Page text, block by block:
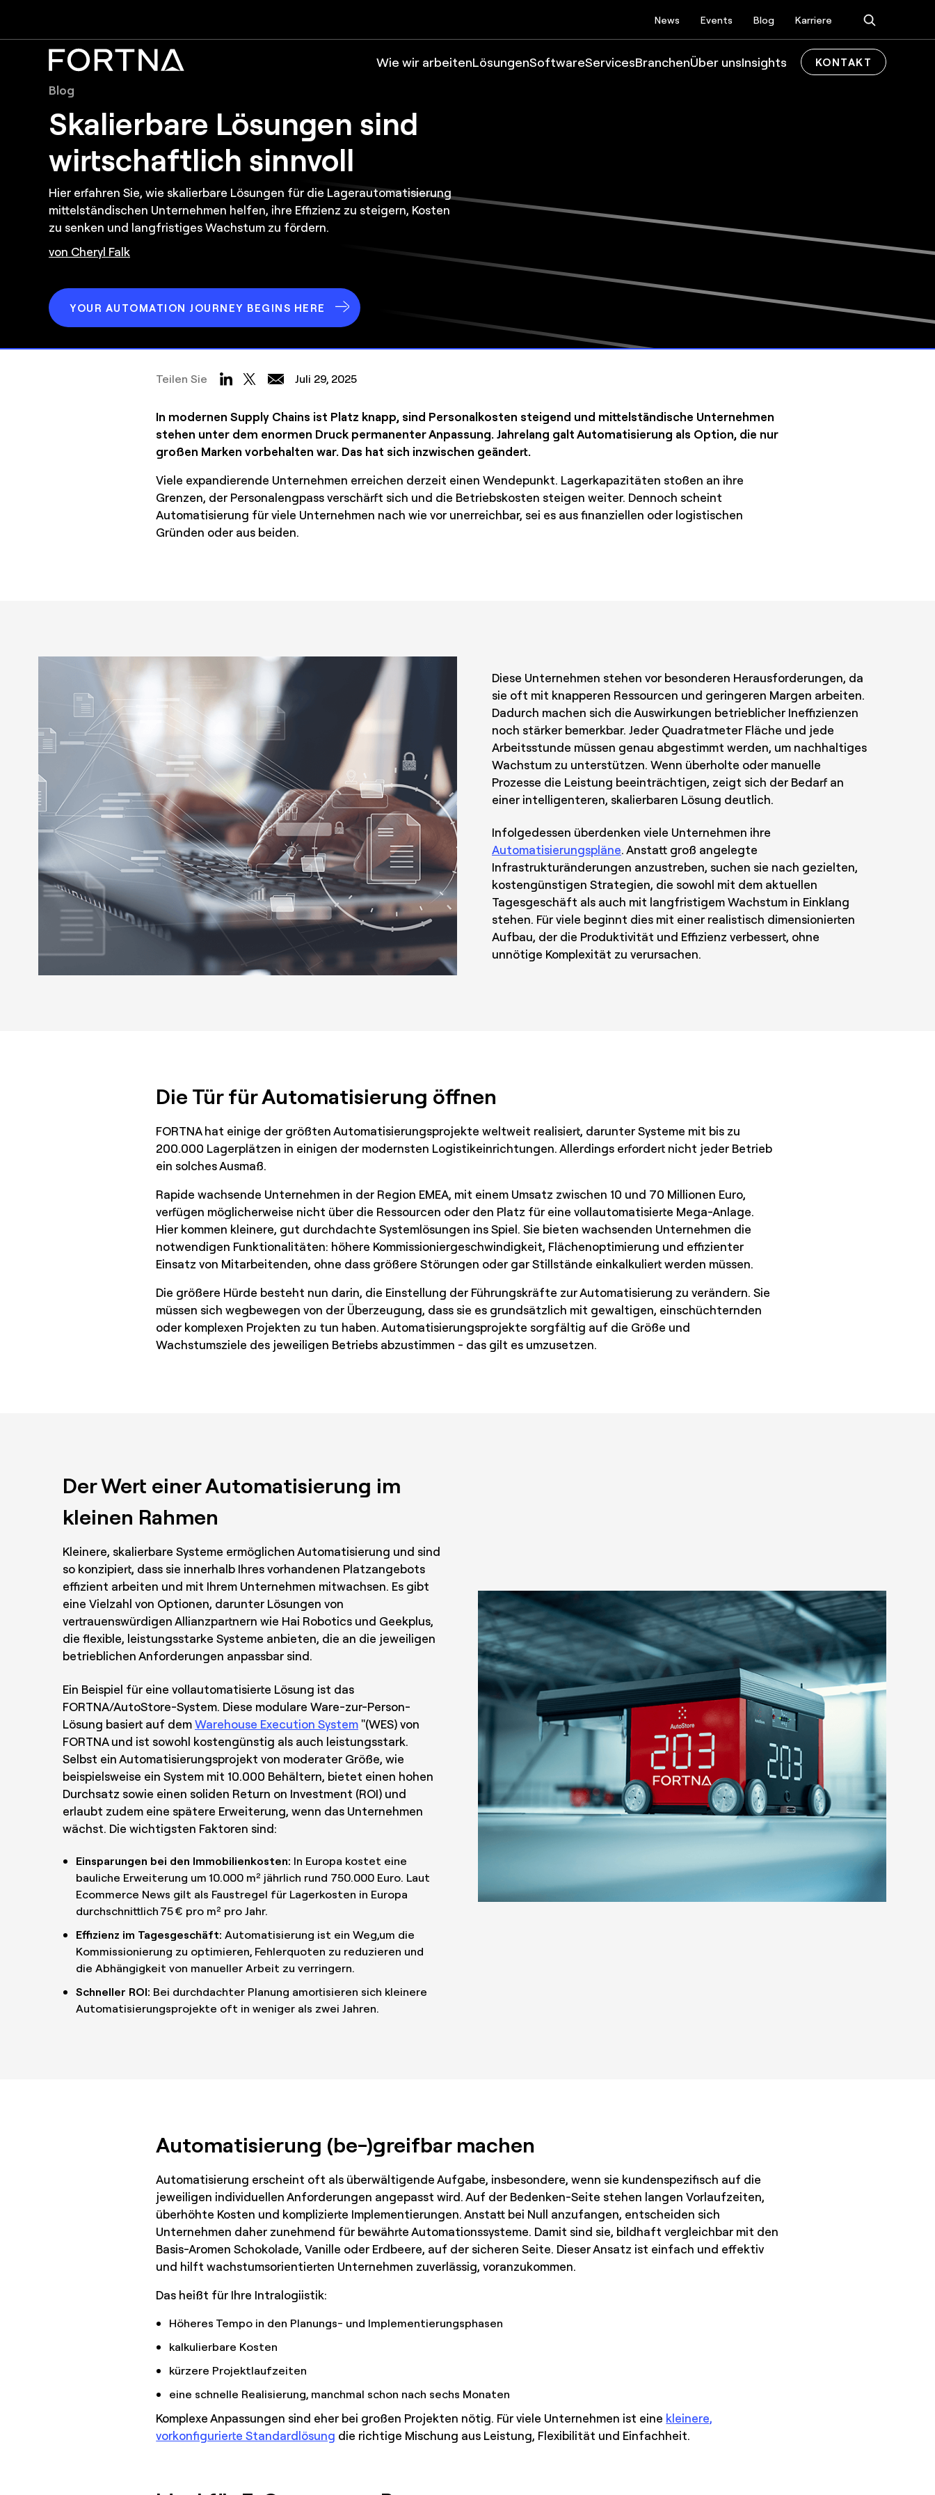
News Events Blog Karriere
Wie wir arbeitenLösungenSoftwareServicesBranchenÜber unsInsights KONTAKT
Blog
Skalierbare Lösungen sind
wirtschaftlich sinnvoll
Hier erfahren Sie, wie skalierbare Lösungen für die Lagerautomatisierung
mittelständischen Unternehmen helfen, ihre Effizienz zu steigern, Kosten
zu senken und langfristiges Wachstum zu fördern.
von Cheryl Falk
YOUR AUTOMATION JOURNEY BEGINS HERE
Teilen Sie Juli 29, 2025
In modernen Supply Chains ist Platz knapp, sind Personalkosten steigend und mittelständische Unternehmen
stehen unter dem enormen Druck permanenter Anpassung. Jahrelang galt Automatisierung als Option, die nur
großen Marken vorbehalten war. Das hat sich inzwischen geändert.
Viele expandierende Unternehmen erreichen derzeit einen Wendepunkt. Lagerkapazitäten stoßen an ihre
Grenzen, der Personalengpass verschärft sich und die Betriebskosten steigen weiter. Dennoch scheint
Automatisierung für viele Unternehmen nach wie vor unerreichbar, sei es aus finanziellen oder logistischen
Gründen oder aus beiden.
Diese Unternehmen stehen vor besonderen Herausforderungen, da
sie oft mit knapperen Ressourcen und geringeren Margen arbeiten.
Dadurch machen sich die Auswirkungen betrieblicher Ineffizienzen
noch stärker bemerkbar. Jeder Quadratmeter Fläche und jede
Arbeitsstunde müssen genau abgestimmt werden, um nachhaltiges
Wachstum zu unterstützen. Wenn überholte oder manuelle
Prozesse die Leistung beeinträchtigen, zeigt sich der Bedarf an
einer intelligenteren, skalierbaren Lösung deutlich.
Infolgedessen überdenken viele Unternehmen ihre
Automatisierungspläne. Anstatt groß angelegte
Infrastrukturänderungen anzustreben, suchen sie nach gezielten,
kostengünstigen Strategien, die sowohl mit dem aktuellen
Tagesgeschäft als auch mit langfristigem Wachstum in Einklang
stehen. Für viele beginnt dies mit einer realistisch dimensionierten
Aufbau, der die Produktivität und Effizienz verbessert, ohne
unnötige Komplexität zu verursachen.
Die Tür für Automatisierung öffnen
FORTNA hat einige der größten Automatisierungsprojekte weltweit realisiert, darunter Systeme mit bis zu
200.000 Lagerplätzen in einigen der modernsten Logistikeinrichtungen. Allerdings erfordert nicht jeder Betrieb
ein solches Ausmaß.
Rapide wachsende Unternehmen in der Region EMEA, mit einem Umsatz zwischen 10 und 70 Millionen Euro,
verfügen möglicherweise nicht über die Ressourcen oder den Platz für eine vollautomatisierte Mega-Anlage.
Hier kommen kleinere, gut durchdachte Systemlösungen ins Spiel. Sie bieten wachsenden Unternehmen die
notwendigen Funktionalitäten: höhere Kommissioniergeschwindigkeit, Flächenoptimierung und effizienter
Einsatz von Mitarbeitenden, ohne dass größere Störungen oder gar Stillstände einkalkuliert werden müssen.
Die größere Hürde besteht nun darin, die Einstellung der Führungskräfte zur Automatisierung zu verändern. Sie
müssen sich wegbewegen von der Überzeugung, dass sie es grundsätzlich mit gewaltigen, einschüchternden
oder komplexen Projekten zu tun haben. Automatisierungsprojekte sorgfältig auf die Größe und
Wachstumsziele des jeweiligen Betriebs abzustimmen - das gilt es umzusetzen.
Der Wert einer Automatisierung im
kleinen Rahmen
Kleinere, skalierbare Systeme ermöglichen Automatisierung und sind
so konzipiert, dass sie innerhalb Ihres vorhandenen Platzangebots
effizient arbeiten und mit Ihrem Unternehmen mitwachsen. Es gibt
eine Vielzahl von Optionen, darunter Lösungen von
vertrauenswürdigen Allianzpartnern wie Hai Robotics und Geekplus,
die flexible, leistungsstarke Systeme anbieten, die an die jeweiligen
betrieblichen Anforderungen anpassbar sind.
Ein Beispiel für eine vollautomatisierte Lösung ist das
FORTNA/AutoStore-System. Diese modulare Ware-zur-Person-
Lösung basiert auf demWarehouse Execution System"(WES) von
FORTNA und ist sowohl kostengünstig als auch leistungsstark.
Selbst ein Automatisierungsprojekt von moderater Größe, wie
beispielsweise ein System mit 10.000 Behältern, bietet einen hohen
Durchsatz sowie einen soliden Return on Investment (ROI) und
erlaubt zudem eine spätere Erweiterung, wenn das Unternehmen
wächst. Die wichtigsten Faktoren sind:
Einsparungen bei den Immobilienkosten: In Europa kostet eine
bauliche Erweiterung um 10.000 m² jährlich rund 750.000 Euro. Laut
Ecommerce News gilt als Faustregel für Lagerkosten in Europa
durchschnittlich 75 € pro m² pro Jahr.
Effizienz im Tagesgeschäft: Automatisierung ist ein Weg,um die
Kommissionierung zu optimieren, Fehlerquoten zu reduzieren und
die Abhängigkeit von manueller Arbeit zu verringern.
Schneller ROI: Bei durchdachter Planung amortisieren sich kleinere
Automatisierungsprojekte oft in weniger als zwei Jahren.
Automatisierung (be-)greifbar machen
Automatisierung erscheint oft als überwältigende Aufgabe, insbesondere, wenn sie kundenspezifisch auf die
jeweiligen individuellen Anforderungen angepasst wird. Auf der Bedenken-Seite stehen langen Vorlaufzeiten,
überhöhte Kosten und komplizierte Implementierungen. Anstatt bei Null anzufangen, entscheiden sich
Unternehmen daher zunehmend für bewährte Automationssysteme. Damit sind sie, bildhaft vergleichbar mit den
Basis-Aromen Schokolade, Vanille oder Erdbeere, auf der sicheren Seite. Dieser Ansatz ist einfach und effektiv
und hilft wachstumsorientierten Unternehmen zuverlässig, voranzukommen.
Das heißt für Ihre Intralogiistik:
Höheres Tempo in den Planungs- und Implementierungsphasen
kalkulierbare Kosten
kürzere Projektlaufzeiten
eine schnelle Realisierung, manchmal schon nach sechs Monaten
Komplexe Anpassungen sind eher bei großen Projekten nötig. Für viele Unternehmen ist eine kleinere,
vorkonfigurierte Standardlösung die richtige Mischung aus Leistung, Flexibilität und Einfachheit.